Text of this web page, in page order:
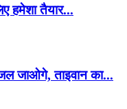
हमेशा तैयार...
जाओगे, ताइवान का...